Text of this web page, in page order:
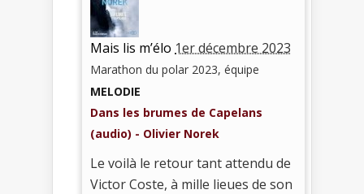
Mais lis m’élo 1er décembre 2023
Marathon du polar 2023, équipe
MELODIE
Dans les brumes de Capelans
(audio) - Olivier Norek
Le voilà le retour tant attendu de
Victor Coste, à mille lieues de son